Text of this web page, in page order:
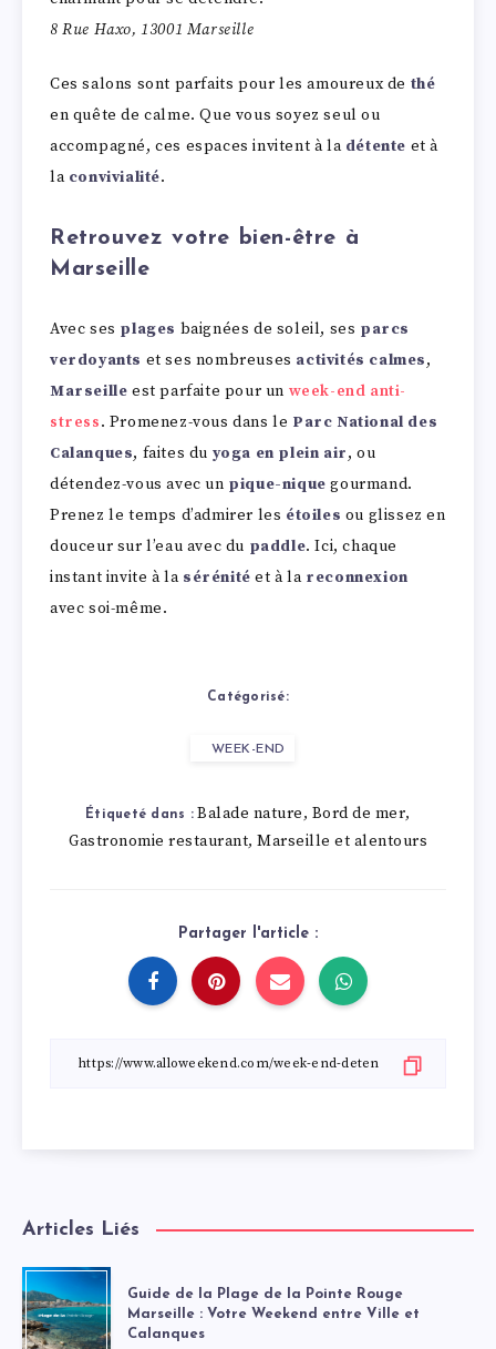
8 Rue Haxo, 13001 Marseille
Ces salons sont parfaits pour les amoureux de thé
en quête de calme. Que vous soyez seul ou
accompagné, ces espaces invitent à la détente et à
la convivialité.
Retrouvez votre bien-être à
Marseille
Avec ses plages baignées de soleil, ses parcs
verdoyants et ses nombreuses activités calmes,
Marseille est parfaite pour un week-end anti-
stress. Promenez-vous dans le Parc National des
Calanques, faites du yoga en plein air, ou
détendez-vous avec un pique-nique gourmand.
Prenez le temps d’admirer les étoiles ou glissez en
douceur sur l’eau avec du paddle. Ici, chaque
instant invite à la sérénité et à la reconnexion
avec soi-même.
Catégorisé:
WEEK-END
Étiqueté dans : Balade nature, Bord de mer,
Gastronomie restaurant, Marseille et alentours
Partager l'article :
Articles Liés
Guide de la Plage de la Pointe Rouge
Marseille : Votre Weekend entre Ville et
Calanques